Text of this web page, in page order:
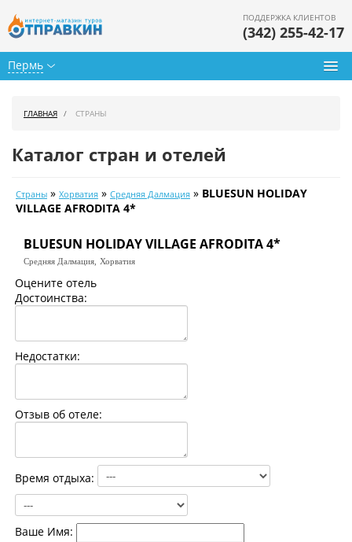
Пермь
ПОДДЕРЖКА КЛИЕНТОВ
(342) 255-42-17
Календарь туров
Страны
Как купить
Контакты
ГЛАВНАЯ СТРАНЫ
Каталог стран и отелей
Страны » Хорватия » Средняя Далмация » BLUESUN HOLIDAY
VILLAGE AFRODITA 4*
BLUESUN HOLIDAY VILLAGE AFRODITA 4*
Средняя Далмация, Хорватия
Оцените отель
Достоинства:
Недостатки:
Отзыв об отеле:
Время отдыха:
Ваше Имя: